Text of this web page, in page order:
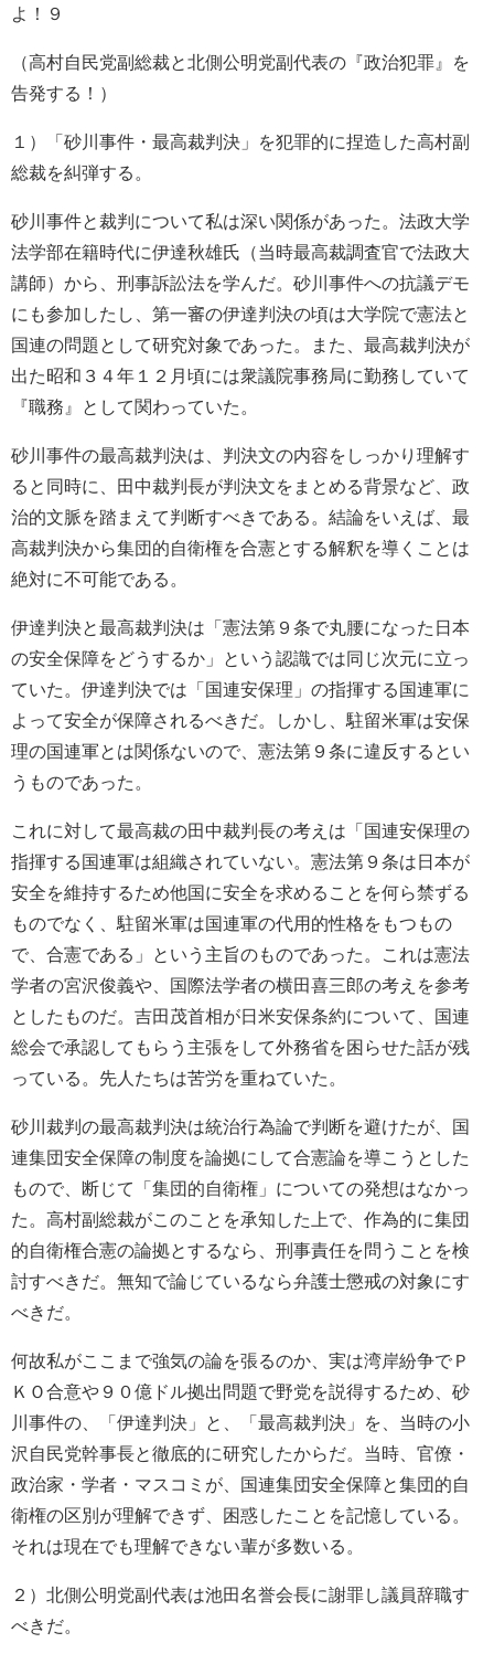
よ！９
（高村自民党副総裁と北側公明党副代表の『政治犯罪』を
告発する！）
１）「砂川事件・最高裁判決」を犯罪的に捏造した高村副
総裁を糾弾する。
砂川事件と裁判について私は深い関係があった。法政大学
法学部在籍時代に伊達秋雄氏（当時最高裁調査官で法政大
講師）から、刑事訴訟法を学んだ。砂川事件への抗議デモ
にも参加したし、第一審の伊達判決の頃は大学院で憲法と
国連の問題として研究対象であった。また、最高裁判決が
出た昭和３４年１２月頃には衆議院事務局に勤務していて
『職務』として関わっていた。
砂川事件の最高裁判決は、判決文の内容をしっかり理解す
ると同時に、田中裁判長が判決文をまとめる背景など、政
治的文脈を踏まえて判断すべきである。結論をいえば、最
高裁判決から集団的自衛権を合憲とする解釈を導くことは
絶対に不可能である。
伊達判決と最高裁判決は「憲法第９条で丸腰になった日本
の安全保障をどうするか」という認識では同じ次元に立っ
ていた。伊達判決では「国連安保理」の指揮する国連軍に
よって安全が保障されるべきだ。しかし、駐留米軍は安保
理の国連軍とは関係ないので、憲法第９条に違反するとい
うものであった。
これに対して最高裁の田中裁判長の考えは「国連安保理の
指揮する国連軍は組織されていない。憲法第９条は日本が
安全を維持するため他国に安全を求めることを何ら禁ずる
ものでなく、駐留米軍は国連軍の代用的性格をもつもの
で、合憲である」という主旨のものであった。これは憲法
学者の宮沢俊義や、国際法学者の横田喜三郎の考えを参考
としたものだ。吉田茂首相が日米安保条約について、国連
総会で承認してもらう主張をして外務省を困らせた話が残
っている。先人たちは苦労を重ねていた。
砂川裁判の最高裁判決は統治行為論で判断を避けたが、国
連集団安全保障の制度を論拠にして合憲論を導こうとした
もので、断じて「集団的自衛権」についての発想はなかっ
た。高村副総裁がこのことを承知した上で、作為的に集団
的自衛権合憲の論拠とするなら、刑事責任を問うことを検
討すべきだ。無知で論じているなら弁護士懲戒の対象にす
べきだ。
何故私がここまで強気の論を張るのか、実は湾岸紛争でＰ
ＫＯ合意や９０億ドル拠出問題で野党を説得するため、砂
川事件の、「伊達判決」と、「最高裁判決」を、当時の小
沢自民党幹事長と徹底的に研究したからだ。当時、官僚・
政治家・学者・マスコミが、国連集団安全保障と集団的自
衛権の区別が理解できず、困惑したことを記憶している。
それは現在でも理解できない輩が多数いる。
２）北側公明党副代表は池田名誉会長に謝罪し議員辞職す
べきだ。